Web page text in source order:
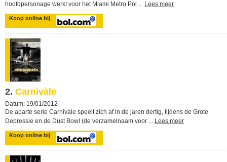
hoofdpersonage werkt voor het Miami Metro Pol ... Lees meer
Koop online bij
2. Carnivàle
Datum: 19/01/2012
De aparte serie Carnivàle speelt zich af in de jaren dertig, tijdens de Grote
Depressie en de Dust Bowl (de verzamelnaam voor ... Lees meer
Koop online bij